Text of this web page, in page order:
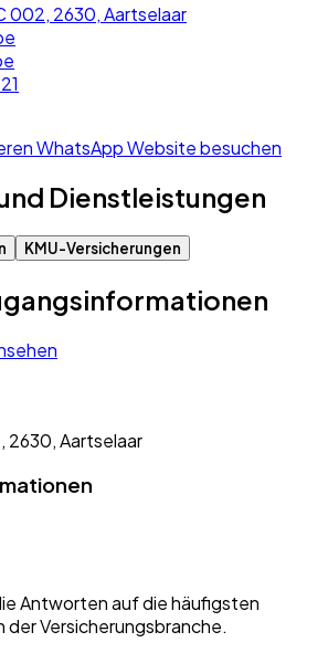
002, 2630, Aartselaar
WhatsAppWebsite besuchen
Dienstleistungen
KMU-Versicherungen
2630, Aartselaar
Antworten auf die häufigsten
der Versicherungsbranche.